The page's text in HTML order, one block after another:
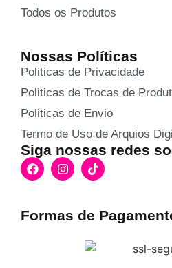
Todos os Produtos
Nossas Políticas
Politicas de Privacidade
Politicas de Trocas de
Politicas de Envio
Termo de Uso de Arquios
Siga nossas redes
Formas de